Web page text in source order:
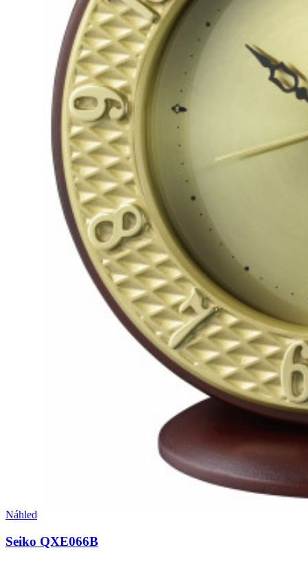
Náhled
Seiko QXE066B